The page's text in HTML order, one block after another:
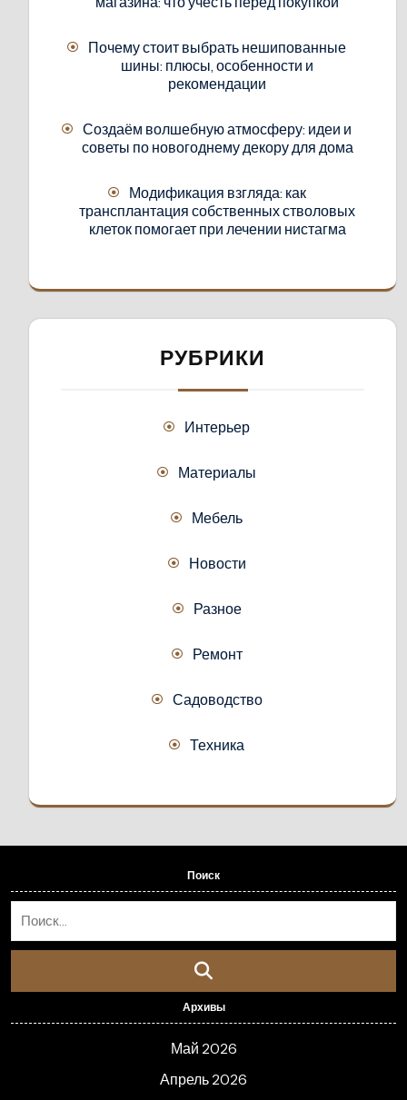
Почему стоит выбрать нешипованные
шины: плюсы, особенности и
рекомендации
Создаём волшебную атмосферу: идеи и
советы по новогоднему декору для дома
Модификация взгляда: как
трансплантация собственных стволовых
клеток помогает при лечении нистагма
РУБРИКИ
Интерьер
Материалы
Мебель
Новости
Разное
Ремонт
Садоводство
Техника
Поиск
Архивы
Май 2026
Апрель 2026